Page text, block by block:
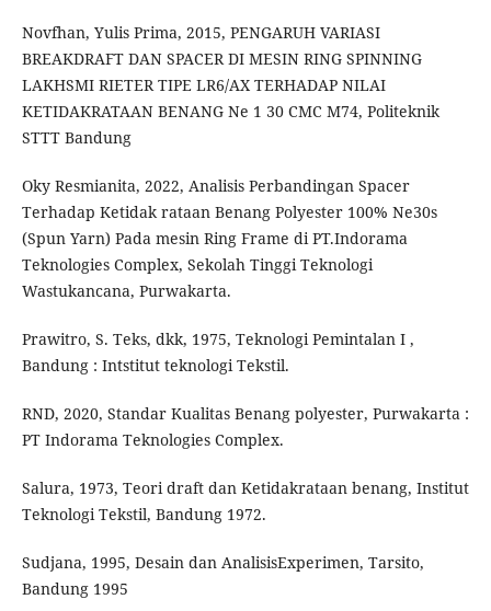
Novfhan, Yulis Prima, 2015, PENGARUH VARIASI
BREAKDRAFT DAN SPACER DI MESIN RING SPINNING
LAKHSMI RIETER TIPE LR6/AX TERHADAP NILAI
KETIDAKRATAAN BENANG Ne 1 30 CMC M74, Politeknik
STTT Bandung
Oky Resmianita, 2022, Analisis Perbandingan Spacer
Terhadap Ketidak rataan Benang Polyester 100% Ne30s
(Spun Yarn) Pada mesin Ring Frame di PT.Indorama
Teknologies Complex, Sekolah Tinggi Teknologi
Wastukancana, Purwakarta.
Prawitro, S. Teks, dkk, 1975, Teknologi Pemintalan I ,
Bandung : Intstitut teknologi Tekstil.
RND, 2020, Standar Kualitas Benang polyester, Purwakarta :
PT Indorama Teknologies Complex.
Salura, 1973, Teori draft dan Ketidakrataan benang, Institut
Teknologi Tekstil, Bandung 1972.
Sudjana, 1995, Desain dan AnalisisExperimen, Tarsito,
Bandung 1995